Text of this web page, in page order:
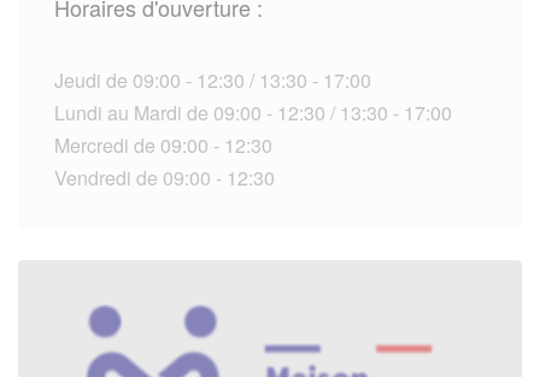
Horaires d'ouverture :
Jeudi de 09:00 - 12:30 / 13:30 - 17:00
Lundi au Mardi de 09:00 - 12:30 / 13:30 - 17:00
Mercredi de 09:00 - 12:30
Vendredi de 09:00 - 12:30